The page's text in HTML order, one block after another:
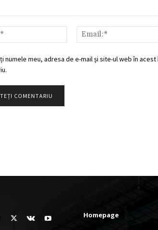
Nume:*
numele meu, adresa de e-mail și site-ul web în
Homepage